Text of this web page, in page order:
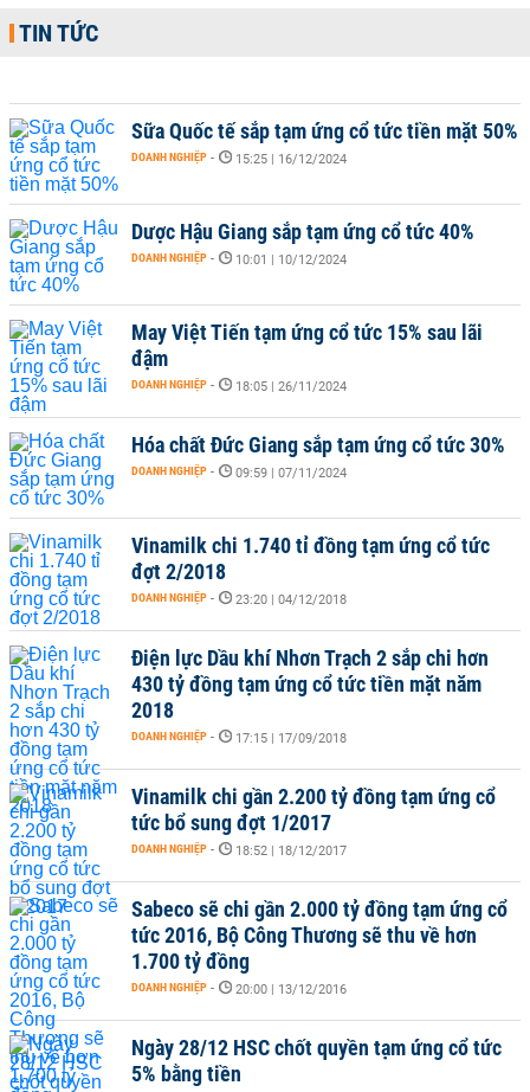
TIN TỨC
Sữa Quốc tế sắp tạm ứng cổ tức tiền mặt 50%
DOANH NGHIỆP - 15:25 | 16/12/2024
Dược Hậu Giang sắp tạm ứng cổ tức 40%
DOANH NGHIỆP - 10:01 | 10/12/2024
May Việt Tiến tạm ứng cổ tức 15% sau lãi
đậm
DOANH NGHIỆP - 18:05 | 26/11/2024
Hóa chất Đức Giang sắp tạm ứng cổ tức 30%
DOANH NGHIỆP - 09:59 | 07/11/2024
Vinamilk chi 1.740 tỉ đồng tạm ứng cổ tức
đợt 2/2018
DOANH NGHIỆP - 23:20 | 04/12/2018
Điện lực Dầu khí Nhơn Trạch 2 sắp chi hơn
430 tỷ đồng tạm ứng cổ tức tiền mặt năm
2018
DOANH NGHIỆP - 17:15 | 17/09/2018
Vinamilk chi gần 2.200 tỷ đồng tạm ứng cổ
tức bổ sung đợt 1/2017
DOANH NGHIỆP - 18:52 | 18/12/2017
Sabeco sẽ chi gần 2.000 tỷ đồng tạm ứng cổ
tức 2016, Bộ Công Thương sẽ thu về hơn
1.700 tỷ đồng
DOANH NGHIỆP - 20:00 | 13/12/2016
Ngày 28/12 HSC chốt quyền tạm ứng cổ tức
5% bằng tiền